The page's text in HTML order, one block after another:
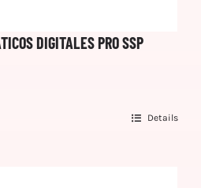
DIGITALES PRO SSP
Details